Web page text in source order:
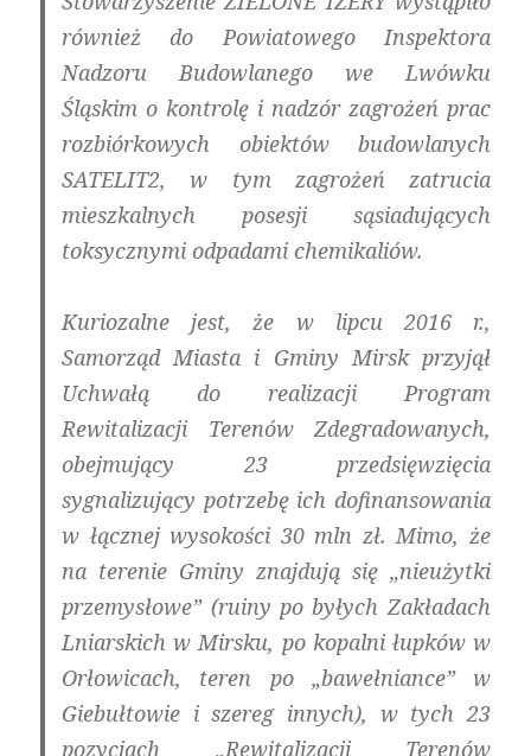
również do Powiatowego Inspektora
Nadzoru Budowlanego we Lwówku
Śląskim o kontrolę i nadzór zagrożeń prac
rozbiórkowych obiektów budowlanych
SATELIT2, w tym zagrożeń zatrucia
mieszkalnych posesji sąsiadujących
toksycznymi odpadami chemikaliów.
Kuriozalne jest, że w lipcu 2016 r.,
Samorząd Miasta i Gminy Mirsk przyjął
Uchwałą do realizacjiProgram
Rewitalizacji Terenów Zdegradowanych,
obejmujący 23 przedsięwzięcia
sygnalizujący potrzebę ich dofinansowania
w łącznej wysokości 30 mln zł. Mimo, że
na terenie Gminy znajdują się „nieużytki
przemysłowe” (ruiny po byłych Zakładach
Lniarskich w Mirsku, po kopalni łupków w
Orłowicach, teren po „bawełniance” w
Giebułtowie i szereg innych), w tych 23
pozycjach „Rewitalizacji Terenów